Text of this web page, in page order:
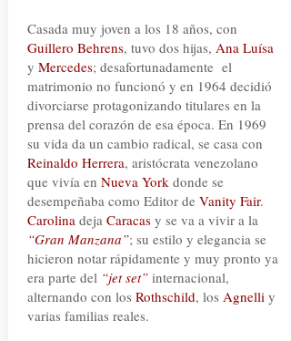
Casada muy joven a los 18 años, con
Guillero Behrens, tuvo dos hijas, Ana Luísa
y Mercedes; desafortunadamente el
matrimonio no funcionó y en 1964 decidió
divorciarse protagonizando titulares en la
prensa del corazón de esa época. En 1969
su vida da un cambio radical, se casa con
Reinaldo Herrera, aristócrata venezolano
que vivía en Nueva Yorkdonde se
desempeñaba como Editor de Vanity Fair.
Carolinadeja Caracasy se va a vivir a la
“Gran Manzana”; su estilo y elegancia se
hicieron notar rápidamente y muy pronto ya
era parte del “jet set”internacional,
alternando con los Rothschild, los Agnelliy
varias familias reales.